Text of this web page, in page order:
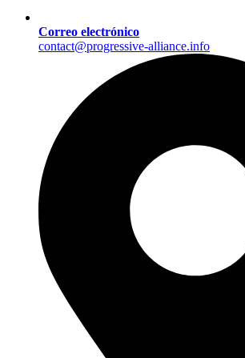
Correo electrónico
contact@progressive-alliance.info